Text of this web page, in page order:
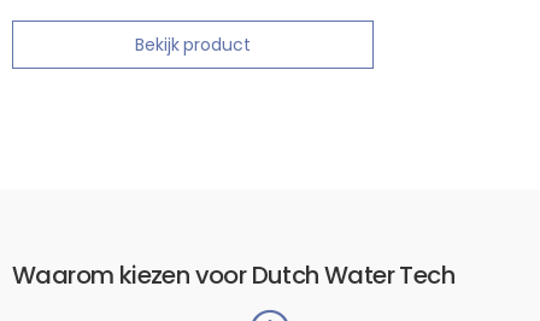
Bekijk product
Waarom kiezen voor Dutch Water Tech